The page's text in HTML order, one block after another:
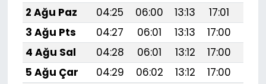
2 Ağu Paz
04:25 06:00 13:13 17:01
3 Ağu Pts
04:27 06:01 13:13 17:00
4 Ağu Sal
04:28 06:01 13:12 17:00
5 Ağu Çar
04:29 06:02 13:12 17:00